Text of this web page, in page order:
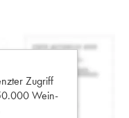
Zugriff
Wein-